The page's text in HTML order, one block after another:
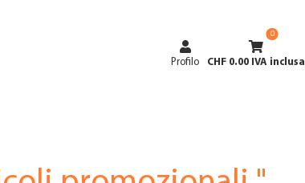
Profilo
0
CHF 0.00 IVA inclusa